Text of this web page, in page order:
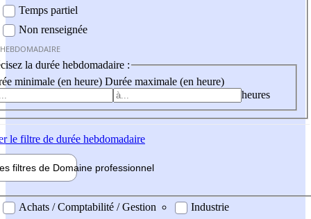
Temps partiel
Non renseignée
la durée hebdomadaire :
minimale (en heure) Durée maximale (en heure)
heures
le filtre de durée hebdomadaire
filtres de Domaine professionnel
professionel
Achats / Comptabilité / Gestion
Industrie